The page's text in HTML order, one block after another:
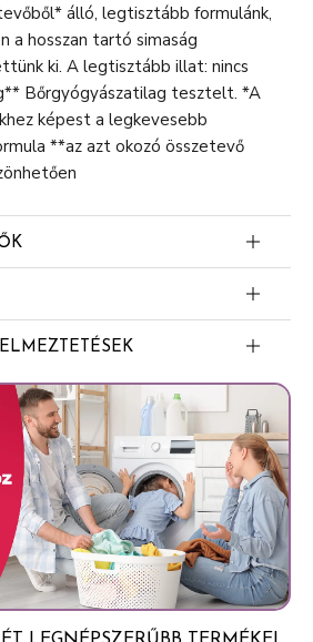
álló, legtisztább formulánk,
a hosszan tartó simaság
ki. A legtisztább illat: nincs
Bőrgyógyászatilag tesztelt. *A
képest a legkevesebb
**az azt okozó összetevő
tesztelt
Olvassa el, tartsa be és őrizze meg
és útmutatást. - Ne alkalmazza
tovább. - Alkalmazható a láb, kar,
területén. NEM ALKALMAZHATÓ
a szem, orr, fül, végbélnyílás,
és más testrészek környékén.
bőrfelületen, hegeken,
repedezett, irritált vagy
akkor, ha korábban allergiás
krémek miatt. Mindig